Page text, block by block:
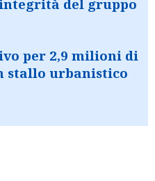
del gruppo
per 2,9 milioni di
stallo urbanistico